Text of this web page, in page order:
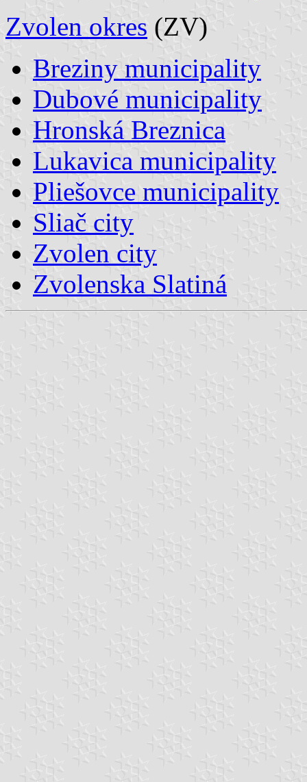
Zvolen okres (ZV)
Breziny municipality
Dubové municipality
Hronská Breznica
Lukavica municipality
Pliešovce municipality
Sliač city
Zvolen city
Zvolenska Slatiná